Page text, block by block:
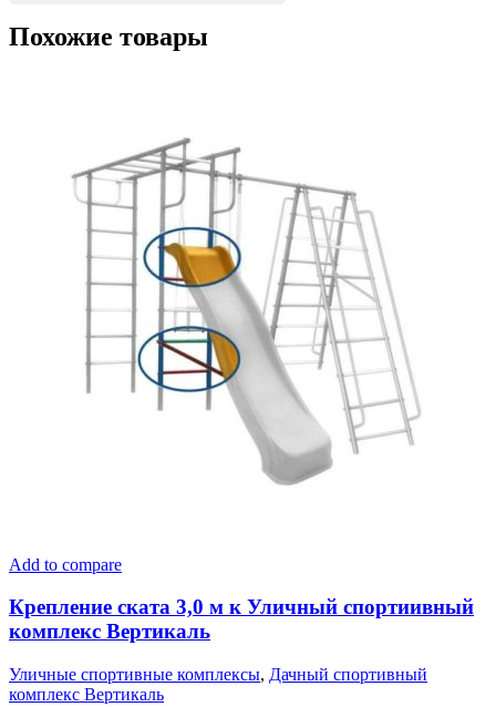
Похожие товары
Add to compare
Крепление ската 3,0 м к Уличный спортиивный
комплекс Вертикаль
Уличные спортивные комплексы, Дачный спортивный
комплекс Вертикаль